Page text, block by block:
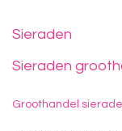
Sieraden
Sieraden
Groothandel